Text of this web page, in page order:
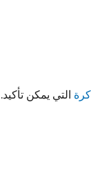
التي يمكن تأكيد.